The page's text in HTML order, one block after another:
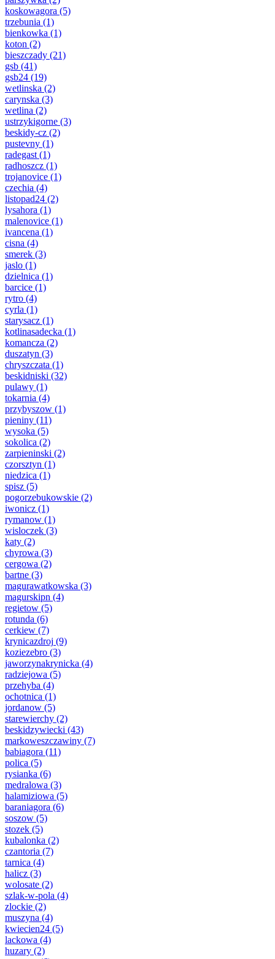
koskowagora (5)
trzebunia (1)
bienkowka (1)
koton (2)
bieszczady (21)
gsb (41)
gsb24 (19)
wetlinska (2)
carynska (3)
wetlina (2)
ustrzykigorne (3)
beskidy-cz (2)
pustevny (1)
radegast (1)
radhoszcz (1)
trojanovice (1)
czechia (4)
listopad24 (2)
lysahora (1)
malenovice (1)
ivancena (1)
cisna (4)
smerek (3)
jaslo (1)
dzielnica (1)
barcice (1)
rytro (4)
cyrla (1)
starysacz (1)
kotlinasadecka (1)
komancza (2)
duszatyn (3)
chryszczata (1)
beskidniski (32)
pulawy (1)
tokarnia (4)
przybyszow (1)
pieniny (11)
wysoka (5)
sokolica (2)
zarpieninski (2)
czorsztyn (1)
niedzica (1)
spisz (5)
pogorzebukowskie (2)
iwonicz (1)
rymanow (1)
wisloczek (3)
katy (2)
chyrowa (3)
cergowa (2)
bartne (3)
magurawatkowska (3)
magurskipn (4)
regietow (5)
rotunda (6)
cerkiew (7)
krynicazdroj (9)
koziezebro (3)
jaworzynakrynicka (4)
radziejowa (5)
przehyba (4)
ochotnica (1)
jordanow (5)
starewierchy (2)
beskidzywiecki (43)
markoweszczawiny (7)
babiagora (11)
polica (5)
rysianka (6)
medralowa (3)
halamiziowa (5)
baraniagora (6)
soszow (5)
stozek (5)
kubalonka (2)
czantoria (7)
tarnica (4)
halicz (3)
wolosate (2)
szlak-w-pola (4)
zlockie (2)
muszyna (4)
kwiecien24 (5)
lackowa (4)
huzary (2)